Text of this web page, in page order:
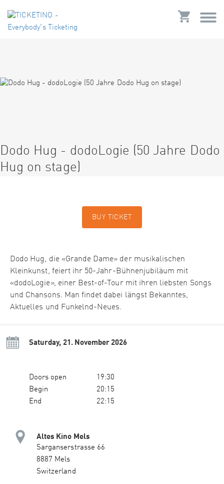
Dodo Hug - dodoLogie (50 Jahre Dodo
Hug on stage)
BUY TICKET
Dodo Hug, die «Grande Dame» der musikalischen
Kleinkunst, feiert ihr 50-Jahr-Bühnenjubiläum mit
«dodoLogie», einer Best-of-Tour mit ihren liebsten Songs
und Chansons. Man findet dabei längst Bekanntes,
Aktuelles und Funkelnd-Neues.
Saturday, 21. November 2026
Doors open
19:30
Begin
20:15
End
22:15
Altes Kino Mels
Sarganserstrasse 66
8887 Mels
Switzerland